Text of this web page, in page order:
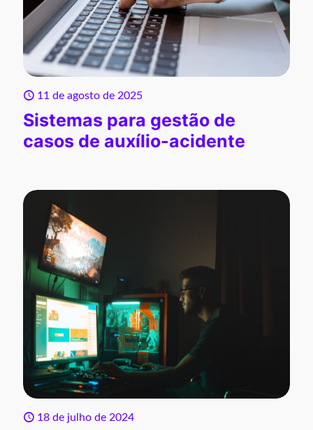
11 de agosto de 2025
Sistemas para gestão de
casos de auxílio-acidente
18 de julho de 2024